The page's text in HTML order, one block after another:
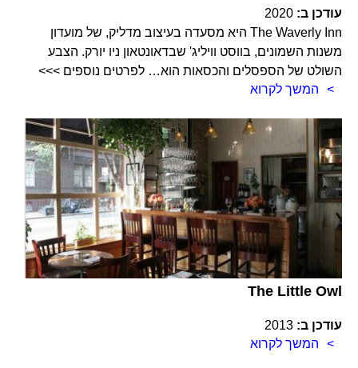
עודכן ב: 2020
The Waverly Inn היא מסעדה בעיצוב מדליק, של מועדון
משנות השמונים, בווסט וויליג' שבדאונטאון ניו יורק. הצבע
השולט של הספסלים והכסאות הוא… לפרטים נוספים >>>
המשך לקרוא
The Little Owl
עודכן ב: 2013
המשך לקרוא